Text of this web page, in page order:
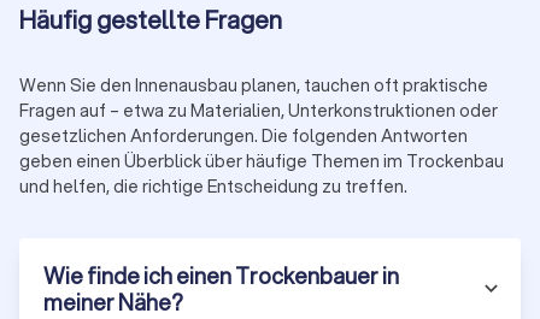
Schwalmtal (Nordrhein-Westfalen) und erhalten Sie
Ausführung.
Häufig gestellte Fragen
Wenn Sie den Innenausbau planen, tauchen oft praktische
Fragen auf – etwa zu Materialien, Unterkonstruktionen oder
gesetzlichen Anforderungen. Die folgenden Antworten
geben einen Überblick über häufige Themen im Trockenbau
und helfen, die richtige Entscheidung zu treffen.
Wie finde ich einen Trockenbauer in
meiner Nähe?